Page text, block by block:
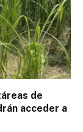
de
acceder a